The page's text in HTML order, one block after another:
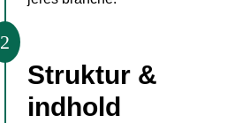
2
Struktur &
indhold